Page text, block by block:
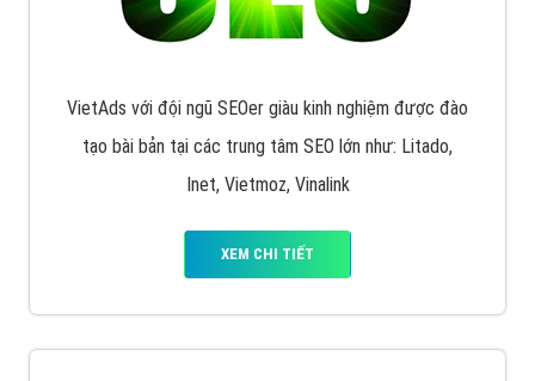
VietAds với đội ngũ SEOer giàu kinh nghiệm được đào
tạo bài bản tại các trung tâm SEO lớn như: Litado,
Inet, Vietmoz, Vinalink
XEM CHI TIẾT